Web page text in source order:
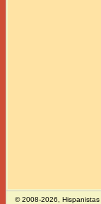
© 2008-2026, Hispanistas